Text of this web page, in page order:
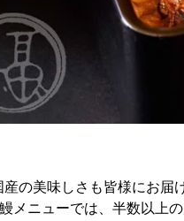
の美味しさも皆様にお届
メニューでは、半数以上